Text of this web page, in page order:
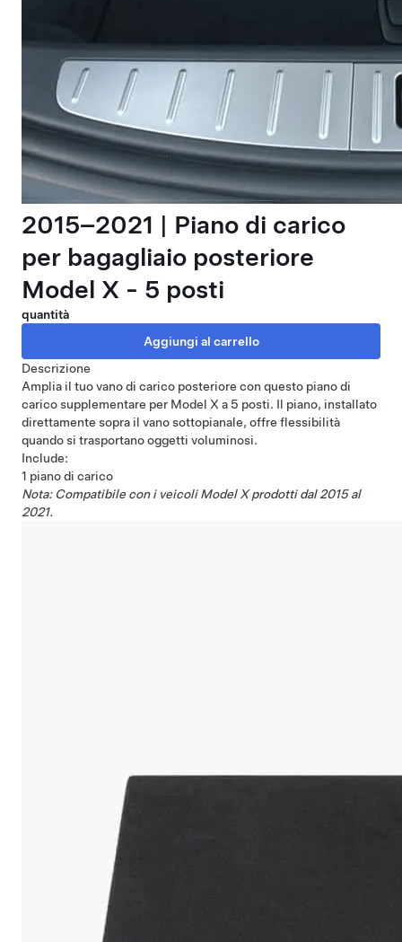
2015–2021 | Piano di carico
per bagagliaio posteriore
Model X - 5 posti
quantità
Descrizione
Amplia il tuo vano di carico posteriore con questo piano di
carico supplementare per Model X a 5 posti. Il piano, installato
direttamente sopra il vano sottopianale, offre flessibilità
quando si trasportano oggetti voluminosi.
Include:
1 piano di carico
Nota: Compatibile con i veicoli Model X prodotti dal 2015 al
2021.